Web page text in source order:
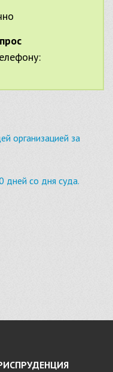
организацией за
дней со дня суда.